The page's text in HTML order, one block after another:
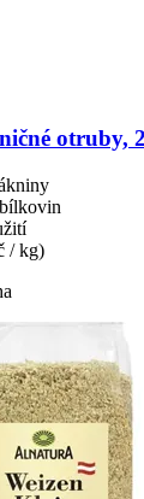
otruby,
/ kg)